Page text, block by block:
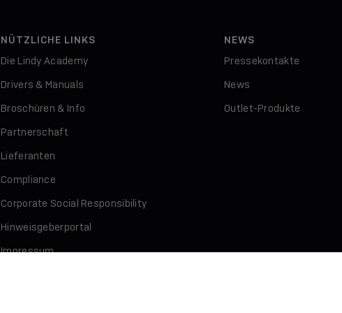
NÜTZLICHE LINKS
Die Lindy Academy
Drivers & Manuals
Broschüren & Info
Partnerschaft
Lieferanten
Compliance
Corporate Social Responsibility
Hinweisgeberportal
Impressum
NEWS
Pressekontakte
News
Outlet-Produkte